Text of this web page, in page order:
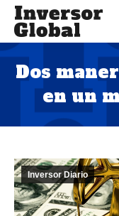
Dos
en un
Inversor Diario